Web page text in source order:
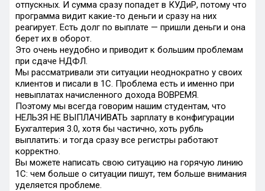
отпускных. И сумма сразу попадет в КУДиР, потому что
программа видит какие-то деньги и сразу на них
реагирует. Есть долг по выплате — пришли деньги и она
берет их в оборот.
Это очень неудобно и приводит к большим проблемам
при сдаче НДФЛ.
Мы рассматривали эти ситуации неоднократно у своих
клиентов и писали в 1С. Проблема есть и именно при
невыплатах начисленного дохода ВОВРЕМЯ.
Поэтому мы всегда говорим нашим студентам, что
НЕЛЬЗЯ НЕ ВЫПЛАЧИВАТЬ зарплату в конфигурации
Бухгалтерия 3.0, хотя бы частично, хоть рубль
выплатить: и тогда сразу все регистры работают
корректно.
Вы можете написать свою ситуацию на горячую линию
1С: чем больше о ситуации пишут, тем больше внимания
уделяется проблеме.